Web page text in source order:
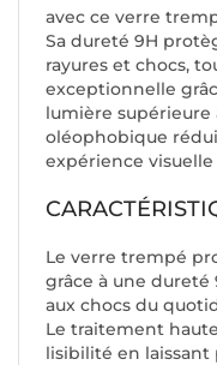
avec ce verre
Sa dureté 9H
rayures et chocs,
exceptionnelle
lumière supérieure
oléophobique
expérience
Le verre trempé
grâce à une dureté
aux chocs du
Le traitement
lisibilité en laissant